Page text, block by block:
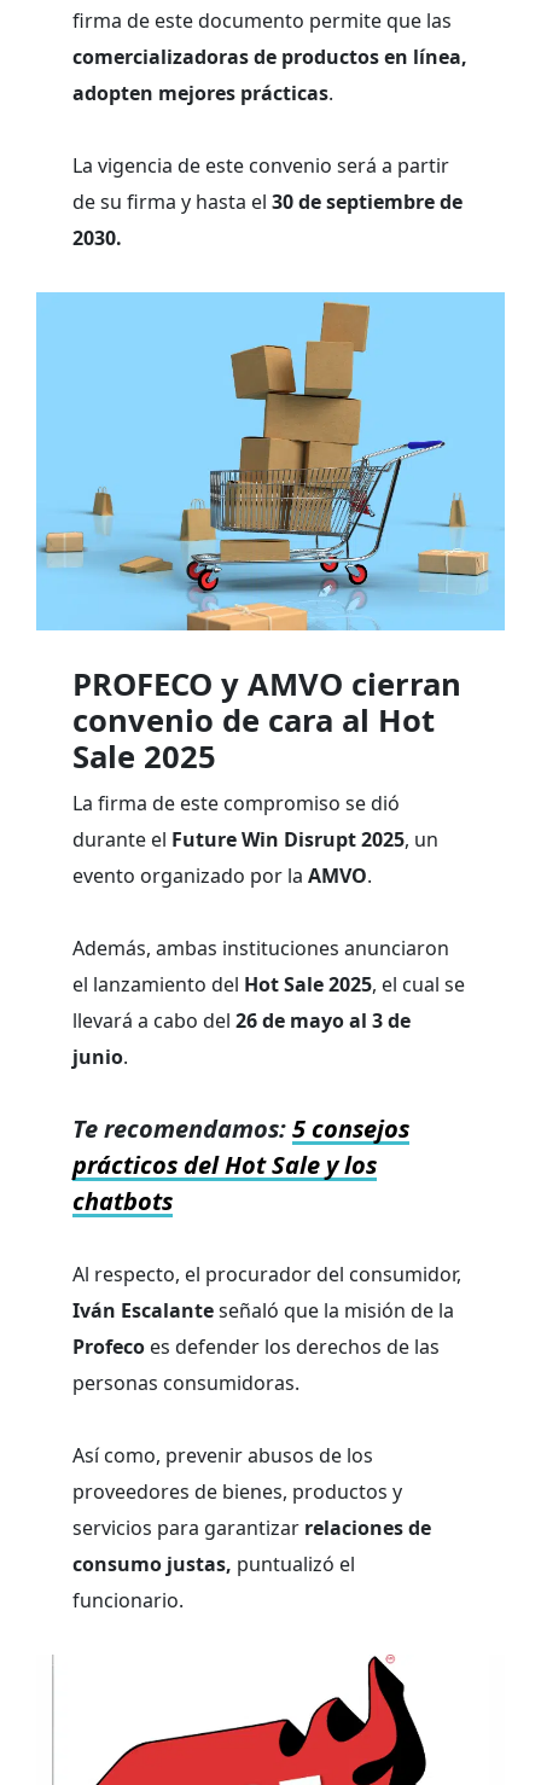
firma de este documento permite que las
comercializadoras de productos en línea,
adopten mejores prácticas.
La vigencia de este convenio será a partir
de su firma y hasta el 30 de septiembre de
2030.
PROFECO y AMVO cierran
convenio de cara al Hot
Sale 2025
La firma de este compromiso se dió
durante el Future Win Disrupt 2025, un
evento organizado por la AMVO.
Además, ambas instituciones anunciaron
el lanzamiento del Hot Sale 2025, el cual se
llevará a cabo del 26 de mayo al 3 de
junio.
Te recomendamos:5 consejos
prácticos del Hot Sale y los
chatbots
Al respecto, el procurador del consumidor,
Iván Escalanteseñaló que la misión de la
Profeco es defender los derechos de las
personas consumidoras.
Así como, prevenir abusos de los
proveedores de bienes, productos y
servicios para garantizar relaciones de
consumo justas, puntualizó el
funcionario.